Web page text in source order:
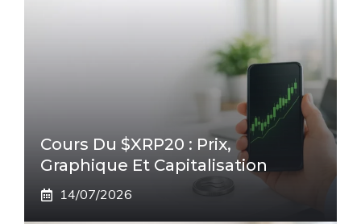
Cours Du $XRP20 : Prix,
Graphique Et Capitalisation
14/07/2026